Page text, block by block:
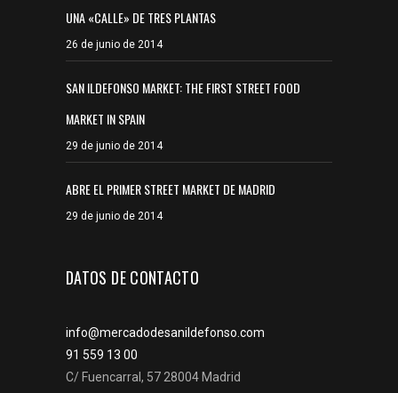
UNA «CALLE» DE TRES PLANTAS
26 de junio de 2014
SAN ILDEFONSO MARKET: THE FIRST STREET FOOD
MARKET IN SPAIN
29 de junio de 2014
ABRE EL PRIMER STREET MARKET DE MADRID
29 de junio de 2014
DATOS DE CONTACTO
info@mercadodesanildefonso.com
91 559 13 00
C/ Fuencarral, 57 28004 Madrid